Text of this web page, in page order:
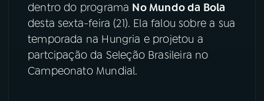
07ÚLTIMAS
FESTIVAL DE MÚSICA
dentro do programa No Mundo da Bola
desta sexta-feira (21). Ela falou sobre a sua
temporada na Hungria e projetou a
partcipação da Seleção Brasileira no
Campeonato Mundial.